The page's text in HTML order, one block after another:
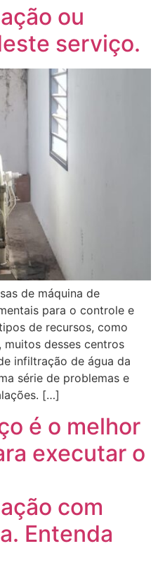
ou
serviço.
de máquina de
para o controle e
de recursos, como
desses centros
infiltração de água da
série de problemas e
[…]
é o melhor
executar o
com
Entenda